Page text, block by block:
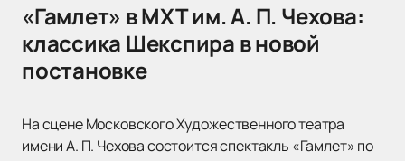
«Гамлет» в МХТ им. А. П. Чехова:
классика Шекспира в новой
постановке
На сцене Московского Художественного театра
имени А. П. Чехова состоится спектакль «Гамлет» по